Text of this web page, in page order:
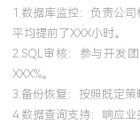
1.数据库监控：负责公
平均提前了XXX小时。
2.SQL审核：参与开发
XXX%。
3.备份恢复：按照既定
4.数据查询支持：响应